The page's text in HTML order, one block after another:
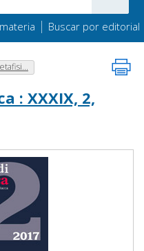
| Buscar por editorial
: XXXIX, 2,